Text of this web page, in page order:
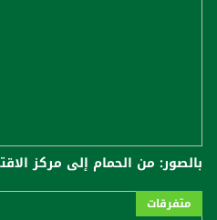
بالصور: من الحمام إلى مركز
متفرقات